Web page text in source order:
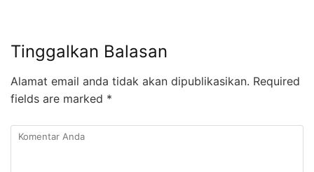
Tinggalkan Balasan
Alamat email anda tidak akan dipublikasikan. Required
fields are marked *